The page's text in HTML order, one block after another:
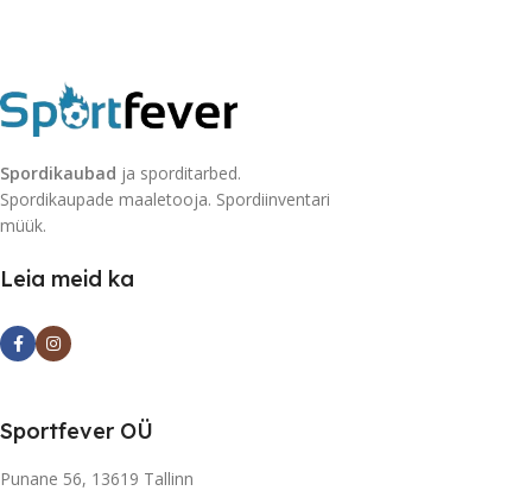
Spordikaubad ja sporditarbed.
Spordikaupade maaletooja. Spordiinventari
müük.
Leia meid ka
Sportfever OÜ
Punane 56, 13619 Tallinn